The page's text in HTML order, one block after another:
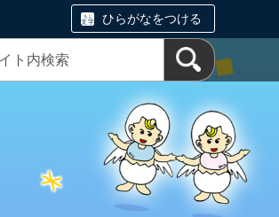
ひらがなをつける